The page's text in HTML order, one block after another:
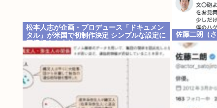
松本人志が企画・プロデュース「ドキュメン
タル」が米国で初制作決定 シンプルな設定に
佐藤二朗（